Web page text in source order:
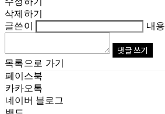
삭제하기
글쓴이
내용
댓글 쓰기
목록으로 가기
페이스북
카카오톡
네이버 블로그